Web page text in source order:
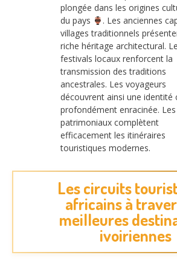
plongée dans les origines
du pays
. Les anciennes
villages traditionnels
riche héritage architectural.
festivals locaux renforcent la
transmission des traditions
ancestrales. Les voyageurs
découvrent ainsi une identité
profondément enracinée.
patrimoniaux complètent
efficacement les itinéraires
touristiques modernes.
Les circuits
africains à
meilleures
ivoiriennes